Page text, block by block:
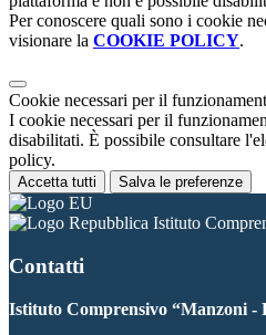
Per conoscere quali sono i cookie
visionare la COOKIE POLICY.
Cookie necessari per il
I cookie necessari per il
disabilitati. È possibile consultare
policy.
Accetta tutti Salva le preferenze
Istituto
Contatti
Istituto Comprensivo “Manzoni -